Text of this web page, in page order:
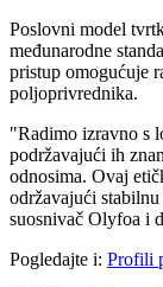
Poslovni model
međunarodne
pristup omogućuje
poljoprivrednika.
"Radimo izravno s
podržavajući ih
odnosima. Ovaj
održavajući
suosnivač Olyfoa i
Pogledajte i: Profili